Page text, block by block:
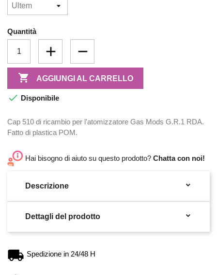
Quantità
 AGGIUNGI AL CARRELLO
 Disponibile
Cap 510 di ricambio per l'atomizzatore Gas Mods G.R.1 RDA.
Fatto di plastica POM.
Hai bisogno di aiuto su questo prodotto? Chatta con noi!
Descrizione 
Dettagli del prodotto 
Spedizione in 24/48 H